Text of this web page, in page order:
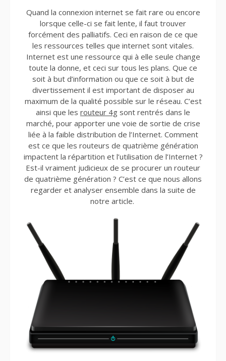
Quand la connexion internet se fait rare ou encore
lorsque celle-ci se fait lente, il faut trouver
forcément des palliatifs. Ceci en raison de ce que
les ressources telles que internet sont vitales.
Internet est une ressource qui à elle seule change
toute la donne, et ceci sur tous les plans. Que ce
soit à but d’information ou que ce soit à but de
divertissement il est important de disposer au
maximum de la qualité possible sur le réseau. C’est
ainsi que les routeur 4g sont rentrés dans le
marché, pour apporter une voie de sortie de crise
liée à la faible distribution de l’Internet. Comment
est ce que les routeurs de quatrième génération
impactent la répartition et l’utilisation de l’Internet ?
Est-il vraiment judicieux de se procurer un routeur
de quatrième génération ? C’est ce que nous allons
regarder et analyser ensemble dans la suite de
notre article.